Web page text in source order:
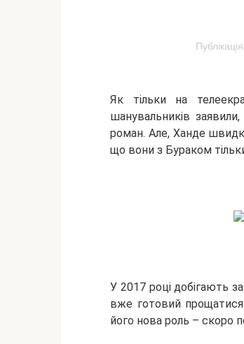
Як тільки на
шанувальників
роман. Але, Ханде
що вони з Бураком
У 2017 році добігають
вже готовий прощатися
його нова роль – скоро